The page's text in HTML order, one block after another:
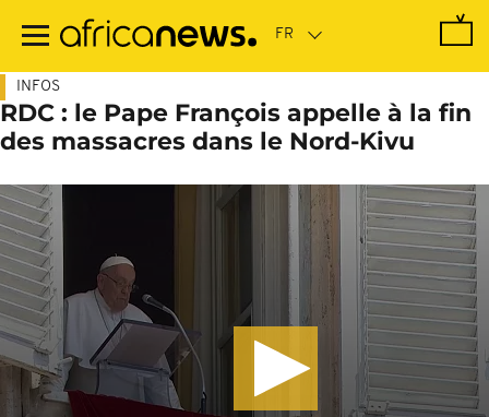
contenu
INFOS
RDC : le Pape François appelle à la fin
des massacres dans le Nord-Kivu